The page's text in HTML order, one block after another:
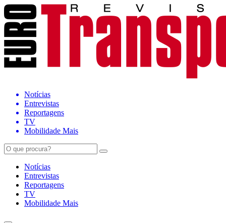
Notícias
Entrevistas
Reportagens
TV
Mobilidade Mais
Notícias
Entrevistas
Reportagens
TV
Mobilidade Mais